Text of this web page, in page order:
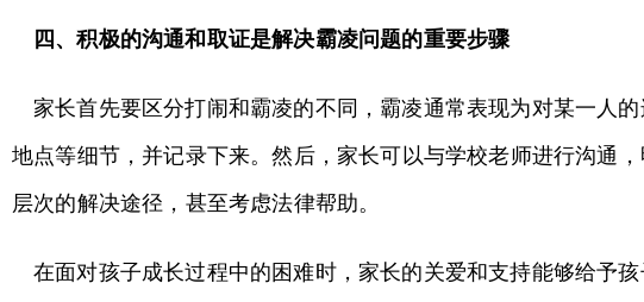
四、积极的沟通和取证是解决霸凌问题的重要步骤
家长首先要区分打闹和霸凌的不同，霸凌通常表现为对某一人
地点等细节，并记录下来。然后，家长可以与学校老师进行沟通
层次的解决途径，甚至考虑法律帮助。
在面对孩子成长过程中的困难时，家长的关爱和支持能够给予